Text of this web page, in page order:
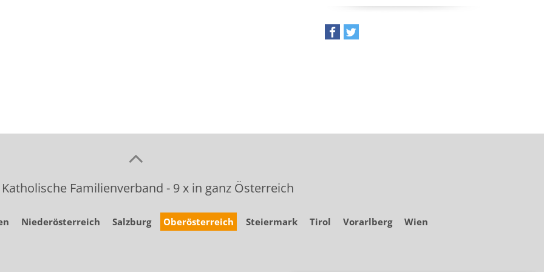
Familienverband - 9 x in ganz Österreich
Niederösterreich Salzburg Oberösterreich Steiermark Tirol Vorarlberg Wien